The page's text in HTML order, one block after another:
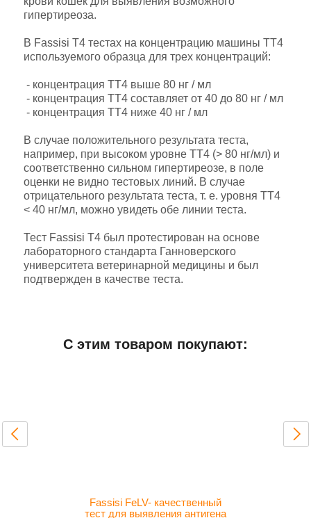
гипертиреоза.
В Fassisi Т4 тестах на концентрацию машины ТТ4
используемого образца для трех концентраций:
- концентрация ТТ4 выше 80 нг / мл
- концентрация ТТ4 составляет от 40 до 80 нг / мл
- концентрация ТТ4 ниже 40 нг / мл
В случае положительного результата теста,
например, при высоком уровне ТТ4 (> 80 нг/мл) и
соответственно сильном гипертиреозе, в поле
оценки не видно тестовых линий. В случае
отрицательного результата теста, т. е. уровня ТТ4
< 40 нг/мл, можно увидеть обе линии теста.
Тест Fassisi T4 был протестирован на основе
лабораторного стандарта Ганноверского
университета ветеринарной медицины и был
подтвержден в качестве теста.
С этим товаром покупают:
Fassisi FeLV- качественный
тест для выявления антигена